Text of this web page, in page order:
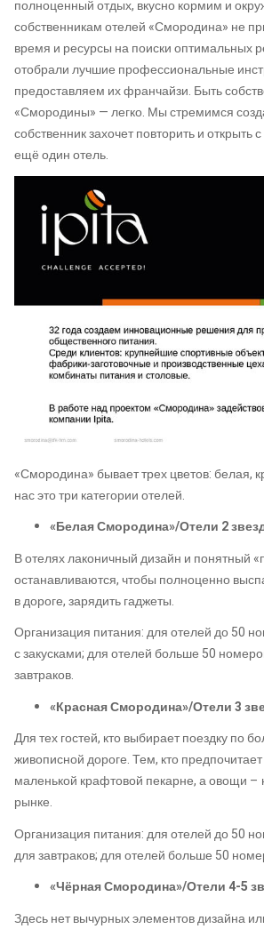
полноценный отдых, вкусно кормим и
собственникам отелей «Смородина» не
время и ресурсы на поиски оптимальных
отобрали лучшие профессиональные
предоставляем их франчайзи. Быть
«Смородины» — легко. Мы стремимся
собственник захочет повторить и открыть
ещё один отель.
«Смородина» бывает трех цветов: белая,
нас это три категории отелей.
«Белая Смородина»/Отели 2
В отелях лаконичный дизайн и понятный
останавливаются, чтобы полноценно
в дороге, зарядить гаджеты.
Организация питания: для отелей до 50
с закусками; для отелей больше 50
завтраков.
«Красная Смородина»/Отели 3
Для тех гостей, кто выбирает поездку по
живописной дороге. Тем, кто
маленькой крафтовой пекарне, а овощи
рынке.
Организация питания: для отелей до 50
для завтраков; для отелей больше 50
«Чёрная Смородина»/Отели 4-5
Здесь нет вычурных элементов дизайна